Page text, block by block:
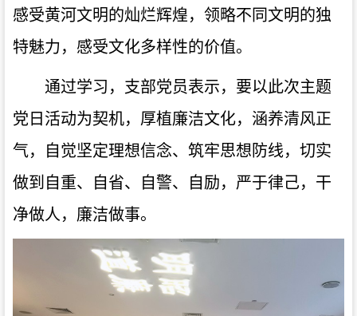
感受黄河文明的灿烂辉煌，领略不同文明的独
特魅力，感受文化多样性的价值。
通过学习，支部党员表示，要以此次主题
党日活动为契机，厚植廉洁文化，涵养清风正
气，自觉坚定理想信念、筑牢思想防线，切实
做到自重、自省、自警、自励，严于律己，干
净做人，廉洁做事。